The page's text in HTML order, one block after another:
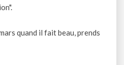
quand il fait beau, prends